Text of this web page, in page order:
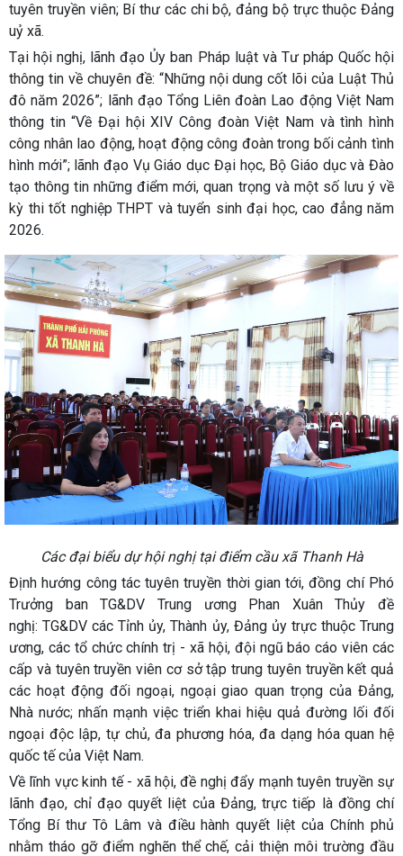
tuyên truyền viên; Bí thư các chi bộ, đảng bộ trực thuộc Đảng
uỷ xã.
Tại hội nghị, lãnh đạo Ủy ban Pháp luật và Tư pháp Quốc hội
thông tin về chuyên đề: “Những nội dung cốt lõi của Luật Thủ
đô năm 2026”; lãnh đạo Tổng Liên đoàn Lao động Việt Nam
thông tin “Về Đại hội XIV Công đoàn Việt Nam và tình hình
công nhân lao động, hoạt động công đoàn trong bối cảnh tình
hình mới”; lãnh đạo Vụ Giáo dục Đại học, Bộ Giáo dục và Đào
tạo thông tin những điểm mới, quan trọng và một số lưu ý về
kỳ thi tốt nghiệp THPT và tuyển sinh đại học, cao đẳng năm
2026.
Các đại biểu dự hội nghị tại điểm cầu xã Thanh Hà
Định hướng công tác tuyên truyền thời gian tới, đồng chí Phó
Trưởng ban TG&DV Trung ương Phan Xuân Thủy đề
nghị: TG&DV các Tỉnh ủy, Thành ủy, Đảng ủy trực thuộc Trung
ương, các tổ chức chính trị - xã hội, đội ngũ báo cáo viên các
cấp và tuyên truyền viên cơ sở tập trung tuyên truyền kết quả
các hoạt động đối ngoại, ngoại giao quan trọng của Đảng,
Nhà nước; nhấn mạnh việc triển khai hiệu quả đường lối đối
ngoại độc lập, tự chủ, đa phương hóa, đa dạng hóa quan hệ
quốc tế của Việt Nam.
Về lĩnh vực kinh tế - xã hội, đề nghị đẩy mạnh tuyên truyền sự
lãnh đạo, chỉ đạo quyết liệt của Đảng, trực tiếp là đồng chí
Tổng Bí thư Tô Lâm và điều hành quyết liệt của Chính phủ
nhằm tháo gỡ điểm nghẽn thể chế, cải thiện môi trường đầu